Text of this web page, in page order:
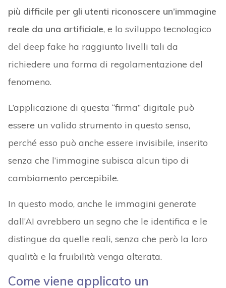
più difficile per gli utenti riconoscere un’immagine
reale da una artificiale, e lo sviluppo tecnologico
del deep fake ha raggiunto livelli tali da
richiedere una forma di regolamentazione del
fenomeno.
L’applicazione di questa “firma” digitale può
essere un valido strumento in questo senso,
perché esso può anche essere invisibile, inserito
senza che l’immagine subisca alcun tipo di
cambiamento percepibile.
In questo modo, anche le immagini generate
dall’AI avrebbero un segno che le identifica e le
distingue da quelle reali, senza che però la loro
qualità e la fruibilità venga alterata.
Come viene applicato un